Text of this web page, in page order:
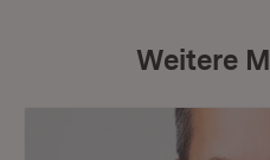
Weitere